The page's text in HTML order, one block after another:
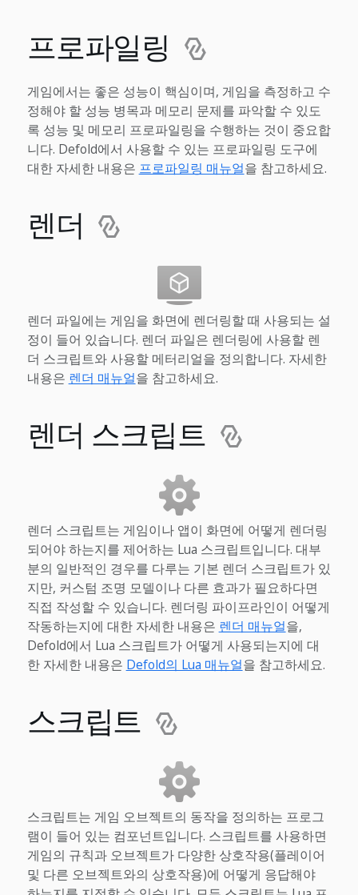
프로파일링
게임에서는 좋은 성능이 핵심이며, 게임을 측정하고 수
정해야 할 성능 병목과 메모리 문제를 파악할 수 있도
록 성능 및 메모리 프로파일링을 수행하는 것이 중요합
니다. Defold에서 사용할 수 있는 프로파일링 도구에
대한 자세한 내용은 프로파일링 매뉴얼을 참고하세요.
렌더
렌더 파일에는 게임을 화면에 렌더링할 때 사용되는 설
정이 들어 있습니다. 렌더 파일은 렌더링에 사용할 렌
더 스크립트와 사용할 메터리얼을 정의합니다. 자세한
내용은 렌더 매뉴얼을 참고하세요.
렌더 스크립트
렌더 스크립트는 게임이나 앱이 화면에 어떻게 렌더링
되어야 하는지를 제어하는 Lua 스크립트입니다. 대부
분의 일반적인 경우를 다루는 기본 렌더 스크립트가 있
지만, 커스텀 조명 모델이나 다른 효과가 필요하다면
직접 작성할 수 있습니다. 렌더링 파이프라인이 어떻게
작동하는지에 대한 자세한 내용은 렌더 매뉴얼을,
Defold에서 Lua 스크립트가 어떻게 사용되는지에 대
한 자세한 내용은 Defold의 Lua 매뉴얼을 참고하세요.
스크립트
스크립트는 게임 오브젝트의 동작을 정의하는 프로그
램이 들어 있는 컴포넌트입니다. 스크립트를 사용하면
게임의 규칙과 오브젝트가 다양한 상호작용(플레이어
및 다른 오브젝트와의 상호작용)에 어떻게 응답해야